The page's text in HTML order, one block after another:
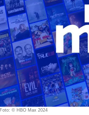
Foto: © HBO Max 2024